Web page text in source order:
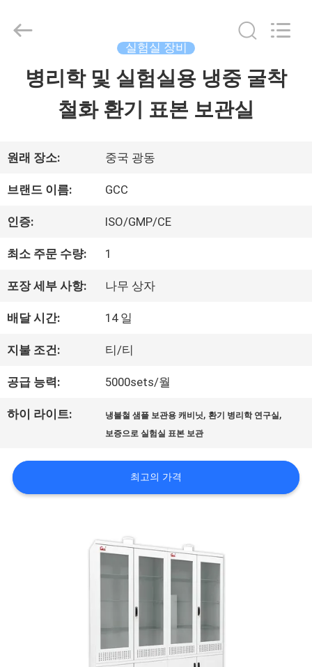
품
비
디
오
우
리
에
관
것
Construction
실험실 장비
병리학 및 실험실용 냉중 굴착
철화 환기 표본 보관실
원래 장소: 중국 광동
브랜드 이름: GCC
인증: ISO/GMP/CE
최소 주문 수량: 1
포장 세부 사항: 나무 상자
배달 시간: 14 일
지불 조건: 티/티
공급 능력: 5000sets/월
하이 라이트: 냉불철 샘플 보관용 캐비닛, 환기 병리학 연구실,
보증으로 실험실 표본 보관
최고의 가격